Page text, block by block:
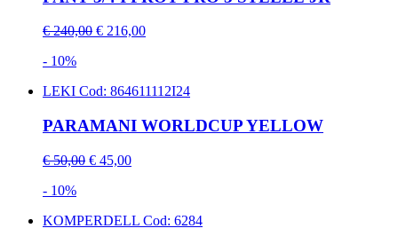
€ 240,00 € 216,00
- 10%
LEKI Cod: 864611112I24
PARAMANI WORLDCUP YELLOW
€ 50,00 € 45,00
- 10%
KOMPERDELL Cod: 6284